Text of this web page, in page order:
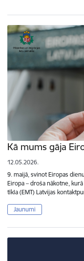
Kā mums gāja
12.05.2026.
9. maijā, svinot Eiropas
Eiropa – droša nākotne,
tīkla (EMT) Latvijas
Jaunumi